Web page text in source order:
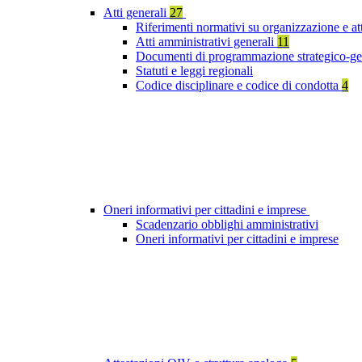
Atti generali 27
Riferimenti normativi su organizzazione e
Atti amministrativi generali 11
Documenti di programmazione strategico-
Statuti e leggi regionali
Codice disciplinare e codice di condotta 4
Oneri informativi per cittadini e imprese
Scadenzario obblighi amministrativi
Oneri informativi per cittadini e imprese